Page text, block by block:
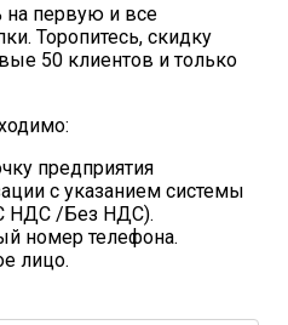
на первую и все
Торопитесь, скидку
50 клиентов и только
предприятия
с указанием системы
НДС /Без НДС).
номер телефона.
лицо.